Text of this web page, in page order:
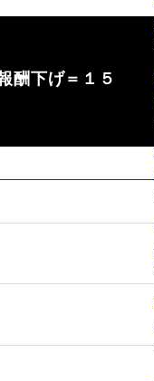
酬下げ＝１５